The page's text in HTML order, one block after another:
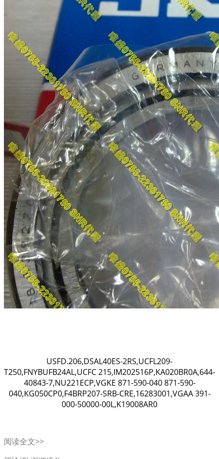
USFD.206,DSAL40ES-2RS,UCFL209-
T250,FNYBUFB24AL,UCFC 215,IM202516P,KA020BR0A,644-
40843-7,NU221ECP,VGKE 871-590-040 871-590-
040,KG050CP0,F4BRP207-SRB-CRE,16283001,VGAA 391-
000-50000-00L,K19008AR0
阅读全文>>